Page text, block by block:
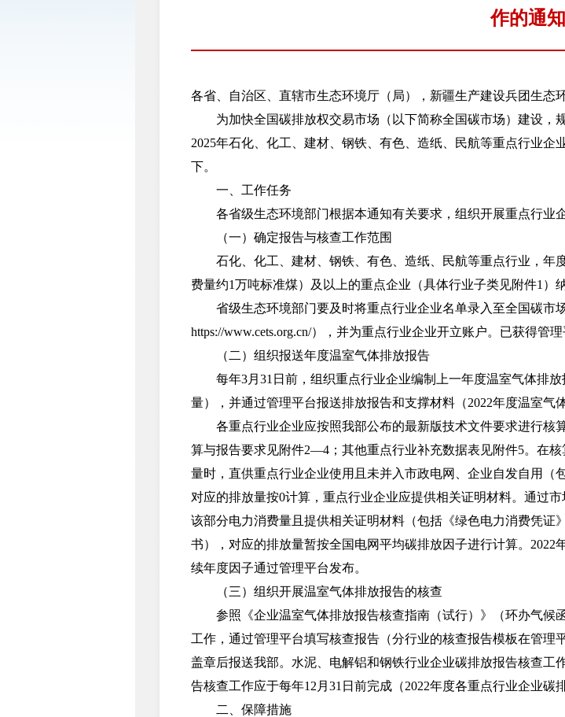
作的通知
各省、自治区、直辖市生态环境厅（局），新疆生产建设兵团生态
为加快全国碳排放权交易市场（以下简称全国碳市场）建设，
2025年石化、化工、建材、钢铁、有色、造纸、民航等重点行业
下。
一、工作任务
各省级生态环境部门根据本通知有关要求，组织开展重点行业企
（一）确定报告与核查工作范围
石化、化工、建材、钢铁、有色、造纸、民航等重点行业，年
费量约1万吨标准煤）及以上的重点企业（具体行业子类见附件1）
省级生态环境部门要及时将重点行业企业名单录入至全国碳市
https://www.cets.org.cn/），并为重点行业企业开立账户。已获得管
（二）组织报送年度温室气体排放报告
每年3月31日前，组织重点行业企业编制上一年度温室气体排放
量），并通过管理平台报送排放报告和支撑材料（2022年度温室气
各重点行业企业应按照我部公布的最新版技术文件要求进行核
算与报告要求见附件2—4；其他重点行业补充数据表见附件5。在
量时，直供重点行业企业使用且未并入市政电网、企业自发自用（
对应的排放量按0计算，重点行业企业应提供相关证明材料。通过
该部分电力消费量且提供相关证明材料（包括《绿色电力消费凭证
书），对应的排放量暂按全国电网平均碳排放因子进行计算。2022
续年度因子通过管理平台发布。
（三）组织开展温室气体排放报告的核查
参照《企业温室气体排放报告核查指南（试行）》（环办气候
工作，通过管理平台填写核查报告（分行业的核查报告模板在管理
盖章后报送我部。水泥、电解铝和钢铁行业企业碳排放报告核查工
告核查工作应于每年12月31日前完成（2022年度各重点行业企业碳
二、保障措施